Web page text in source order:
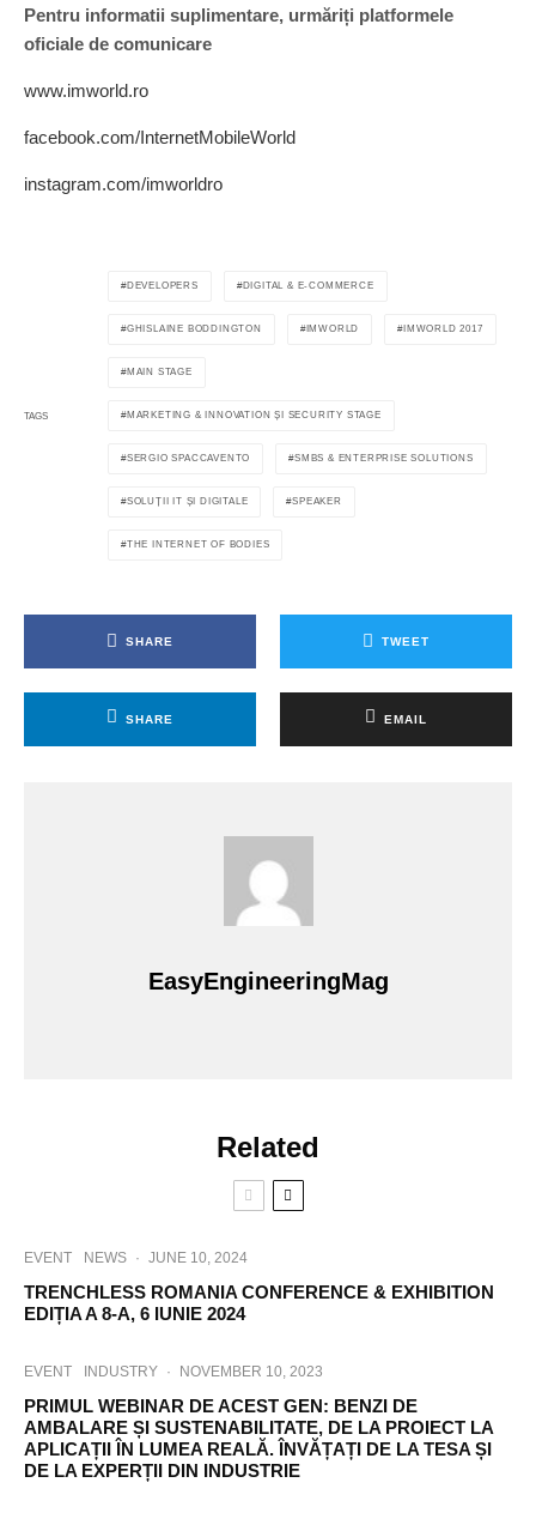
Pentru informatii suplimentare, urmăriți platformele
oficiale de comunicare
www.imworld.ro
facebook.com/InternetMobileWorld
instagram.com/imworldro
TAGS
DEVELOPERS DIGITAL & E-COMMERCE
GHISLAINE BODDINGTON IMWORLD IMWORLD 2017
MAIN STAGE
MARKETING & INNOVATION ȘI SECURITY STAGE
SERGIO SPACCAVENTO SMBS & ENTERPRISE SOLUTIONS
SOLUȚII IT ȘI DIGITALE SPEAKER
THE INTERNET OF BODIES
SHARE TWEET
SHARE EMAIL
EasyEngineeringMag
Related
EVENT NEWS · JUNE 10, 2024
TRENCHLESS ROMANIA CONFERENCE & EXHIBITION
EDIȚIA A 8-A, 6 IUNIE 2024
EVENT INDUSTRY · NOVEMBER 10, 2023
PRIMUL WEBINAR DE ACEST GEN: BENZI DE
AMBALARE ȘI SUSTENABILITATE, DE LA PROIECT LA
APLICAȚII ÎN LUMEA REALĂ. ÎNVĂȚAȚI DE LA TESA ȘI
DE LA EXPERȚII DIN INDUSTRIE